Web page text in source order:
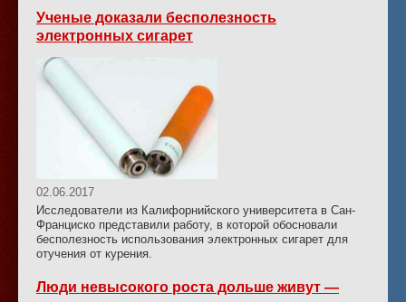
Ученые доказали бесполезность
электронных сигарет
02.06.2017
Исследователи из Калифорнийского университета в Сан-
Франциско представили работу, в которой обосновали
бесполезность использования электронных сигарет для
отучения от курения.
Люди невысокого роста дольше живут —